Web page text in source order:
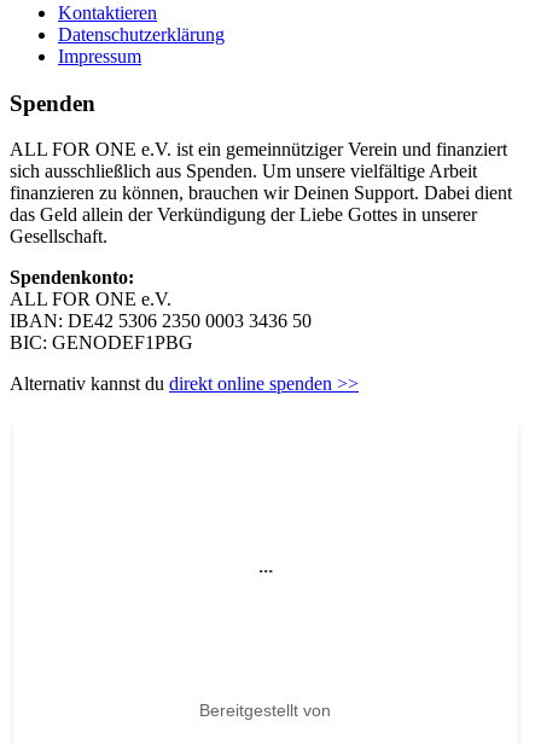
Kontaktieren
Datenschutzerklärung
Impressum
Spenden
ALL FOR ONE e.V. ist ein gemeinnütziger Verein und finanziert
sich ausschließlich aus Spenden. Um unsere vielfältige Arbeit
finanzieren zu können, brauchen wir Deinen Support. Dabei dient
das Geld allein der Verkündigung der Liebe Gottes in unserer
Gesellschaft.
Spendenkonto:
ALL FOR ONE e.V.
IBAN: DE42 5306 2350 0003 3436 50
BIC: GENODEF1PBG
Alternativ kannst du direkt online spenden >>